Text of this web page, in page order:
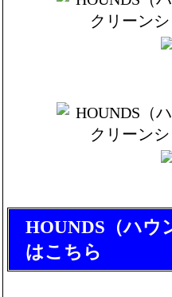
HOUNDS（ハウ
はこちら